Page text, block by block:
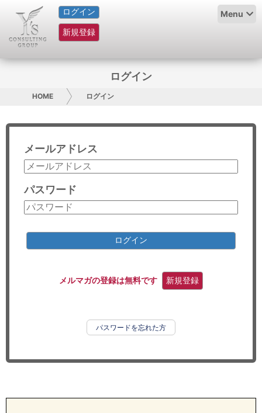
ログイン
新規登録
Menu
HOME
サービス紹介
グループ概要
採用情報
お問い合わせ
コンサルティング
リサーチ
ログイン
HOME ログイン
メールアドレス
パスワード
ログイン
メルマガの登録は無料です 新規登録
パスワードを忘れた方